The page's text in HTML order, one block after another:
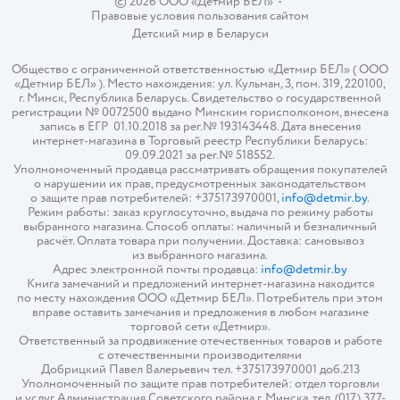
Правовые условия пользования сайтом
Детский мир в Беларуси
Общество с ограниченной ответственностью «Детмир БЕЛ» ( ООО
«Детмир БЕЛ» ). Место нахождения: ул. Кульман, 3, пом. 319, 220100,
г. Минск, Республика Беларусь. Свидетельство о государственной
регистрации № 0072500 выдано Минским горисполкомом, внесена
запись в ЕГР 01.10.2018 за рег.№ 193143448. Дата внесения
интернет-магазина в Торговый реестр Республики Беларусь:
09.09.2021 за рег.№ 518552.
Уполномоченный продавца рассматривать обращения покупателей
о нарушении их прав, предусмотренных законодательством
о защите прав потребителей: +375173970001,info@detmir.by.
Режим работы: заказ круглосуточно, выдача по режиму работы
выбранного магазина. Способ оплаты: наличный и безналичный
расчёт. Оплата товара при получении. Доставка: самовывоз
из выбранного магазина.
Адрес электронной почты продавца: info@detmir.by
Книга замечаний и предложений интернет-магазина находится
по месту нахождения ООО «Детмир БЕЛ». Потребитель при этом
вправе оставить замечания и предложения в любом магазине
торговой сети «Детмир».
Ответственный за продвижение отечественных товаров и работе
с отечественными производителями
Добрицкий Павел Валерьевич тел. +375173970001 доб.213
Уполномоченный по защите прав потребителей: отдел торговли